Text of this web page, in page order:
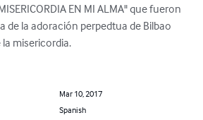
EN MI ALMA" que fueron
de la adoración perpedtua de Bilbao
misericordia.
Mar 10, 2017
Spanish